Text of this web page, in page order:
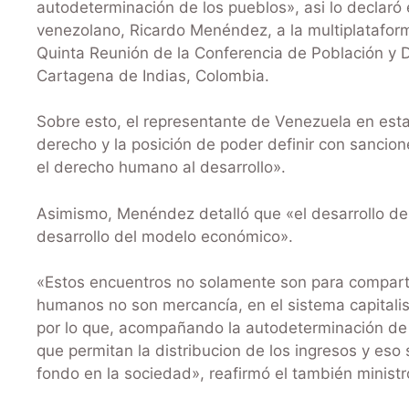
autodeterminación de los pueblos», asi lo
venezolano, Ricardo Menéndez, a la
Quinta Reunión de la Conferencia de Población y
Cartagena de Indias, Colombia.
Sobre esto, el representante de Venezuela en
derecho y la posición de poder definir con
el derecho humano al desarrollo».
Asimismo, Menéndez detalló que «el desarrollo
desarrollo del modelo económico».
«Estos encuentros no solamente son para
humanos no son mercancía, en el sistema
por lo que, acompañando la autodeterminación
que permitan la distribucion de los ingresos y
fondo en la sociedad», reafirmó el también